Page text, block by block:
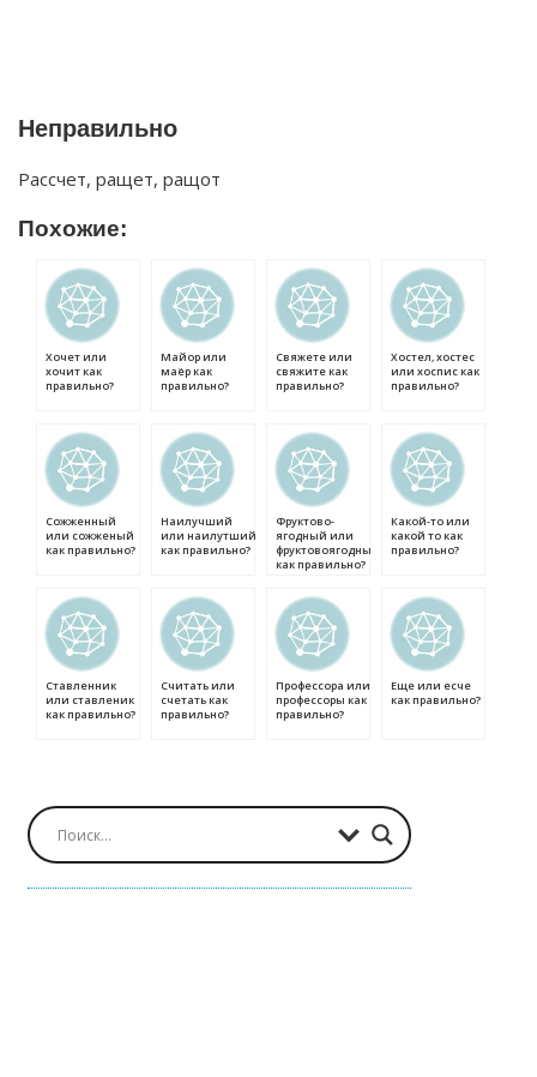
Неправильно
Рассчет, ращет, ращот
Похожие:
Хочет или
хочит как
правильно?
Майор или
маёр как
правильно?
Свяжете или
свяжите как
правильно?
Хостел, хостес
или хоспис как
правильно?
Сожженный
или сожженый
как правильно?
Наилучший
или наилутший
как правильно?
Фруктово-
ягодный или
фруктовоягодный
как правильно?
Какой-то или
какой то как
правильно?
Ставленник
или ставленик
как правильно?
Считать или
счетать как
правильно?
Профессора или
профессоры как
правильно?
Еще или есче
как правильно?